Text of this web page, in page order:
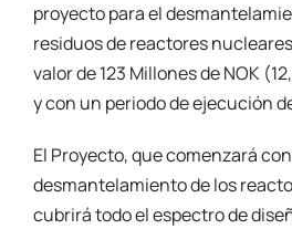
proyecto para el
residuos de reactores
valor de 123 Millones de NOK
y con un periodo de ejecución
El Proyecto, que comenzará
desmantelamiento de los
cubrirá todo el espectro de